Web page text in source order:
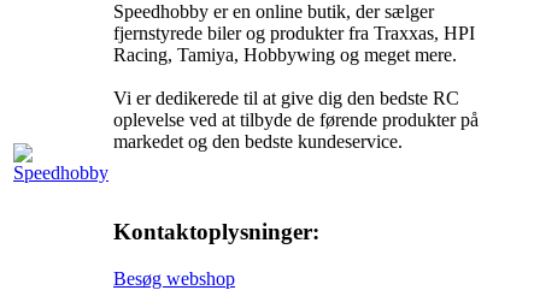
Speedhobby er en online butik, der sælger
fjernstyrede biler og produkter fra Traxxas, HPI
Racing, Tamiya, Hobbywing og meget mere.
Vi er dedikerede til at give dig den bedste RC
oplevelse ved at tilbyde de førende produkter på
markedet og den bedste kundeservice.
Kontaktoplysninger:
Besøg webshop